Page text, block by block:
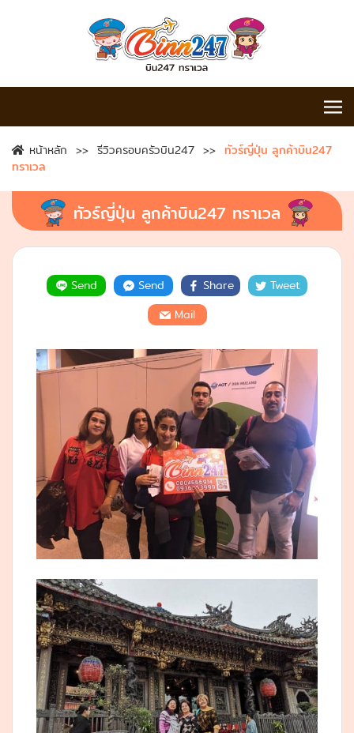
หน้าหลัก รีวิวครอบครัวบิน247
ทัวร์ญี่ปุ่น ลูกค้าบิน247
ทราเวล
ทัวร์ญี่ปุ่น ลูกค้าบิน247 ทราเวล
Send Send Share
Tweet
Mail